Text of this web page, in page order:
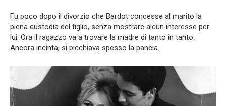
Fu poco dopo il divorzio che Bardot concesse al marito la
piena custodia del figlio, senza mostrare alcun interesse per
lui. Ora il ragazzo va a trovare la madre di tanto in tanto.
Ancora incinta, si picchiava spesso la pancia.